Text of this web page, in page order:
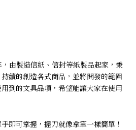
由製造信紙、信封等紙製品起家，秉
續的創造各式商品，並將開發的範圍
到的文具品項，希望能讓大家在使用
即可掌握，握刀就像拿筆一樣簡單！